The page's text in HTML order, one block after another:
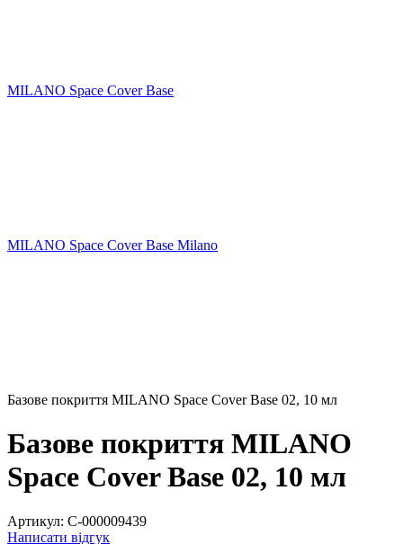
MILANO Space Cover Base
MILANO Space Cover Base Milano
Базове покриття MILANO Space Cover Base 02, 10 мл
Базове покриття MILANO
Space Cover Base 02, 10 мл
Артикул: C-000009439
Написати відгук